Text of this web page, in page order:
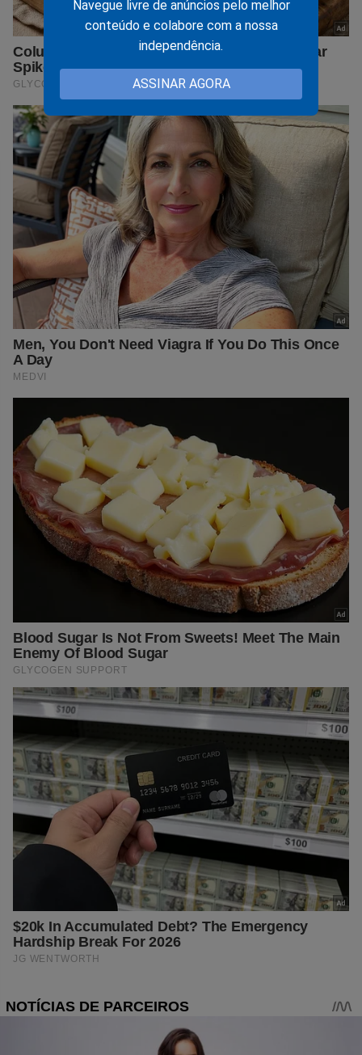
Navegue livre de anúncios pelo melhor
conteúdo e colabore com a nossa
independência.
ASSINAR AGORA